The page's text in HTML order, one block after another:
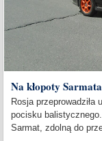
Na kłopoty Sarmata
Rosja
pocisku
Sarmat, zdolną do